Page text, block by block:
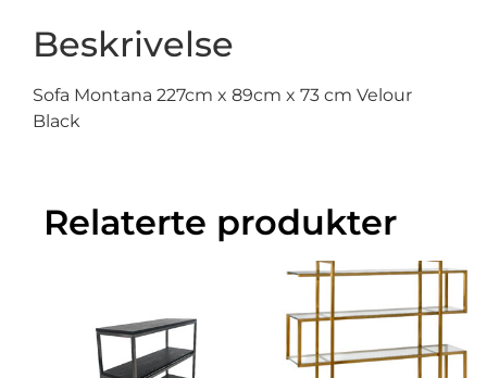
Beskrivelse
Sofa Montana 227cm x 89cm x 73 cm Velour
Black
Relaterte produkter